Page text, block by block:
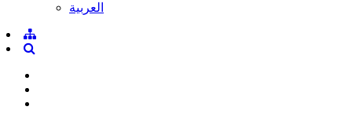
العربية